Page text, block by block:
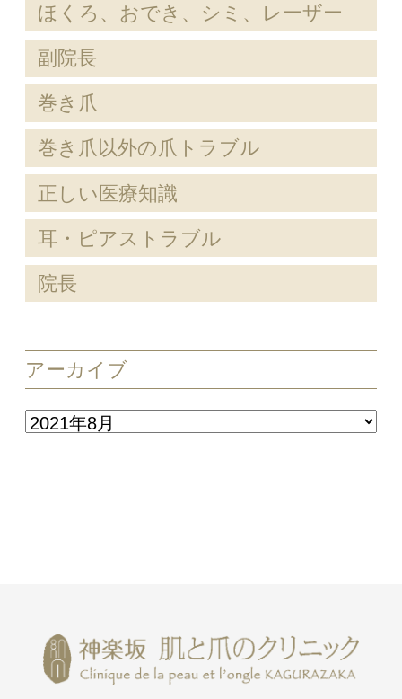
ほくろ、おでき、シミ、レーザー
副院長
巻き爪
巻き爪以外の爪トラブル
正しい医療知識
耳・ピアストラブル
院長
アーカイブ